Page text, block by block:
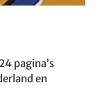
pagina’s
en